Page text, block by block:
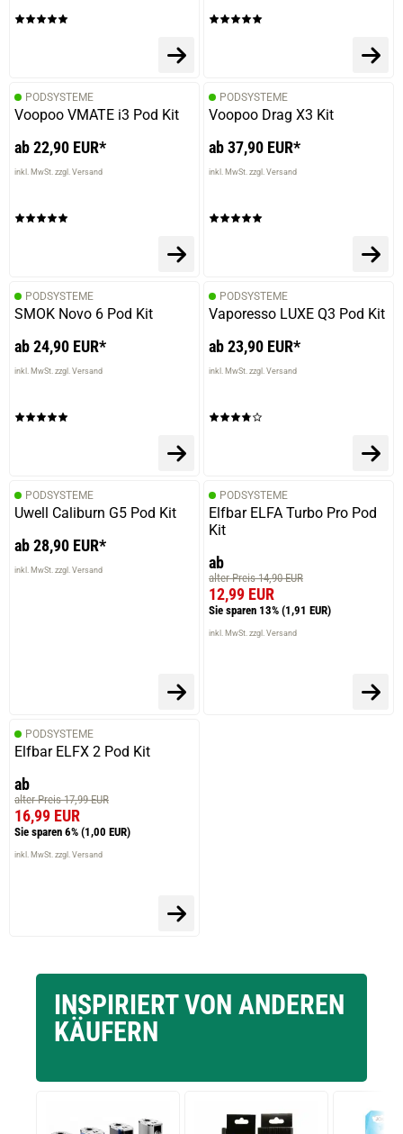
PODSYSTEME
Voopoo VMATE i3 Pod Kit
ab 22,90 EUR*
inkl. MwSt. zzgl. Versand
PODSYSTEME
Voopoo Drag X3 Kit
ab 37,90 EUR*
inkl. MwSt. zzgl. Versand
PODSYSTEME
SMOK Novo 6 Pod Kit
ab 24,90 EUR*
inkl. MwSt. zzgl. Versand
PODSYSTEME
Vaporesso LUXE Q3 Pod Kit
ab 23,90 EUR*
inkl. MwSt. zzgl. Versand
PODSYSTEME
Uwell Caliburn G5 Pod Kit
ab 28,90 EUR*
inkl. MwSt. zzgl. Versand
PODSYSTEME
Elfbar ELFA Turbo Pro Pod
Kit
ab
alter Preis 14,90 EUR
12,99 EUR
Sie sparen 13% (1,91 EUR)
inkl. MwSt. zzgl. Versand
PODSYSTEME
Elfbar ELFX 2 Pod Kit
ab
alter Preis 17,99 EUR
16,99 EUR
Sie sparen 6% (1,00 EUR)
inkl. MwSt. zzgl. Versand
INSPIRIERT VON ANDEREN
KÄUFERN